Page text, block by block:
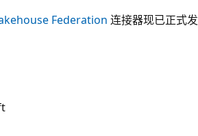
Federation 连接器现已正式发